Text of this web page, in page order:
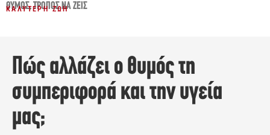
ΘΥΜΌΣ,ΤΡΌΠΟΣ ΝΑ ΖΕΙΣ
ΚΑΛΎΤΕΡΗ ΖΩΉ
Πώς αλλάζει ο θυμός τη
συμπεριφορά και την υγεία
μας;